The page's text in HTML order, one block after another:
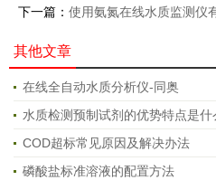
下一篇： 使用氨氮在线水质监测仪
其他文章
在线全自动水质分析仪-同奥
水质检测预制试剂的优势特点是什
COD超标常见原因及解决办法
磷酸盐标准溶液的配置方法